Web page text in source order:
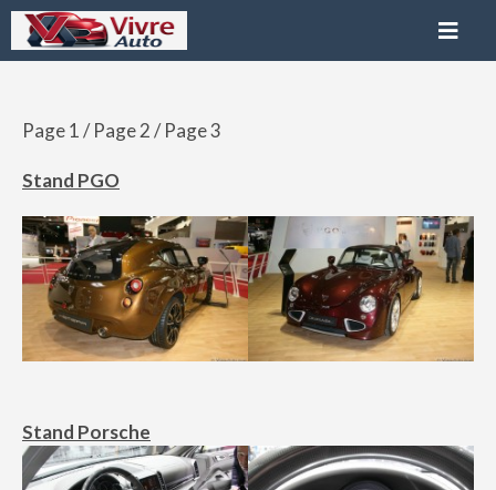
Page 1/Page 2/ Page 3
Stand PGO
Stand Porsche